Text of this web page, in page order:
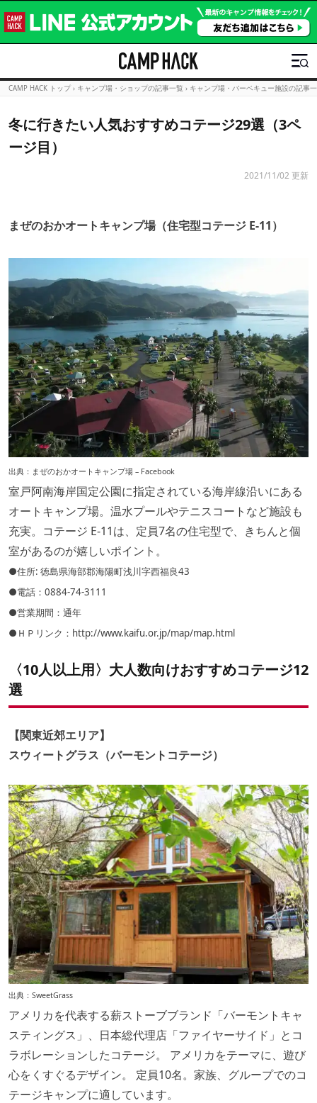
CAMP HACK トップ › キャンプ場・ショップの記事一覧 › キャンプ場・バーベキュー施設の記事
冬に行きたい人気おすすめコテージ29選（3ペ
ージ目）
2021/11/02 更新
まぜのおかオートキャンプ場（住宅型コテージ E-11）
出典： まぜのおかオートキャンプ場 – Facebook
室戸阿南海岸国定公園に指定されている海岸線沿いにある
オートキャンプ場。温水プールやテニスコートなど施設も
充実。コテージ E-11は、定員7名の住宅型で、きちんと個
室があるのが嬉しいポイント。
●住所: 徳島県海部郡海陽町浅川字西福良43
●電話：0884-74-3111
●営業期間：通年
●ＨＰリンク： http://www.kaifu.or.jp/map/map.html
〈10人以上用〉大人数向けおすすめコテージ12
選
【関東近郊エリア】
スウィートグラス（バーモントコテージ）
出典： SweetGrass
アメリカを代表する薪ストーブブランド「バーモントキャ
スティングス」、日本総代理店「ファイヤーサイド」とコ
ラボレーションしたコテージ。 アメリカをテーマに、遊び
心をくすぐるデザイン。 定員10名。家族、グループでのコ
テージキャンプに適しています。